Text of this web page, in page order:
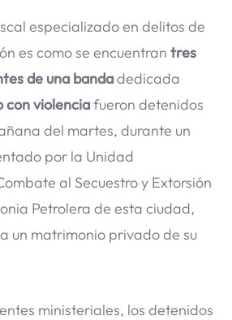
especializado en delitos de
es como se encuentran tres
de una bandadedicada
con violenciafueron detenidos
del martes, durante un
por la Unidad
al Secuestro y Extorsión
Petrolera de esta ciudad,
un matrimonio privado de su
ministeriales, los detenidos